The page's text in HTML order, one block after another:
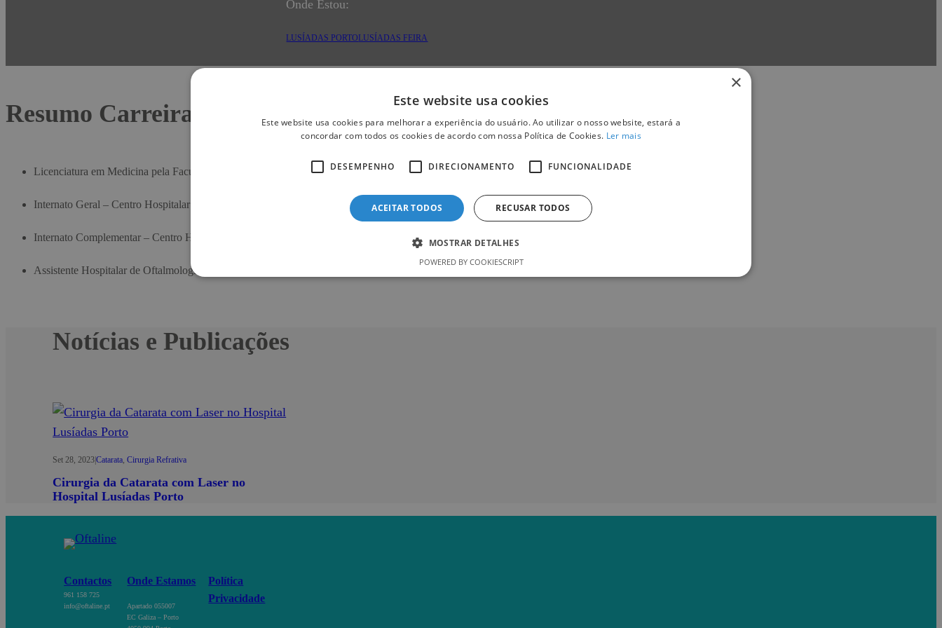
Onde Estou:
LUSÍADAS PORTO LUSÍADAS FEIRA
Resumo Carreira
​​​​​​​Licenciatura em Medicina pela Faculdade de Medicina da Universidade do Porto.
Internato Geral – Centro Hospitalar de Vila Nova de Gaia.
Internato Complementar – Centro Hospitalar S. João (CHSJ), EPE.
Assistente Hospitalar de Oftalmologia no Centro Hospitalar S. João (CHSJ), EPE
Notícias e Publicações
Set 28, 2023|Catarata , Cirurgia Refrativa
Cirurgia da Catarata com Laser no
Hospital Lusíadas Porto
Contactos
961 158 725
info@oftaline.pt
Onde Estamos
Apartado 055007
EC Galiza – Porto
Política
Privacidade
×
Este website usa cookies
Este website usa cookies para melhorar a experiência do usuário. Ao utilizar o nosso website, estará a
concordar com todos os cookies de acordo com nossa Política de Cookies. Ler mais
DESEMPENHO DIRECIONAMENTO FUNCIONALIDADE
ACEITAR TODOS RECUSAR TODOS
MOSTRAR DETALHES
POWERED BY COOKIESCRIPT